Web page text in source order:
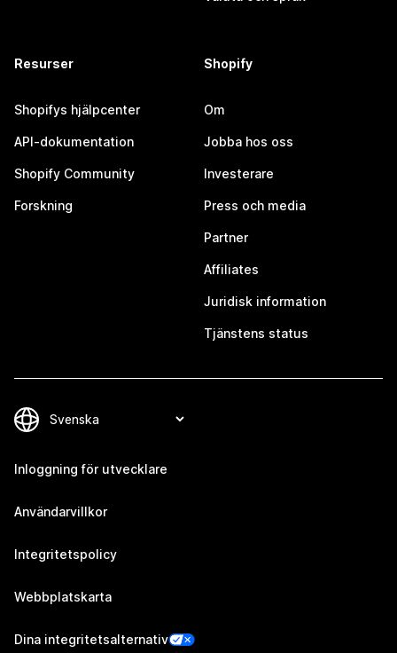
Resurser
Shopifys hjälpcenter
API-dokumentation
Shopify Community
Forskning
Shopify
Om
Jobba hos oss
Investerare
Press och media
Partner
Affiliates
Juridisk information
Tjänstens status
Inloggning för utvecklare
Användarvillkor
Integritetspolicy
Webbplatskarta
Dina integritetsalternativ